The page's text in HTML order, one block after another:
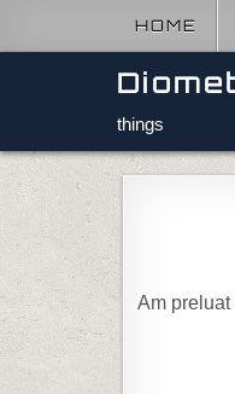
HOME
things
Am